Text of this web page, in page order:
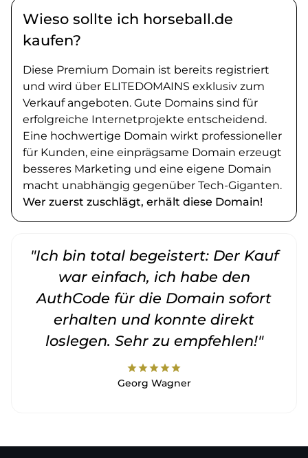
Wieso sollte ich horseball.de
kaufen?
Diese Premium Domain ist bereits registriert
und wird über ELITEDOMAINS exklusiv zum
Verkauf angeboten. Gute Domains sind für
erfolgreiche Internetprojekte entscheidend.
Eine hochwertige Domain wirkt professioneller
für Kunden, eine einprägsame Domain erzeugt
besseres Marketing und eine eigene Domain
macht unabhängig gegenüber Tech-Giganten.
Wer zuerst zuschlägt, erhält diese Domain!
"Ich bin total begeistert: Der Kauf
war einfach, ich habe den
AuthCode für die Domain sofort
erhalten und konnte direkt
loslegen. Sehr zu empfehlen!"
starstarstarstarstar
Georg Wagner